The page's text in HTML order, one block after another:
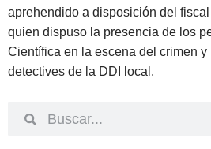
aprehendido a disposición del fiscal
quien dispuso la presencia de los
Científica en la escena del crimen
detectives de la DDI local.